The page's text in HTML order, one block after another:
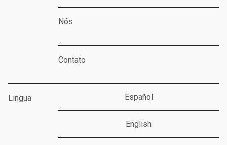
Nós
Contato
Lingua Español
English